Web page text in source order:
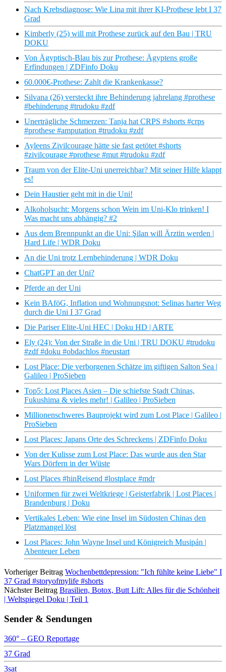
Nach Krebsdiagnose: Wie Lina mit ihrer KI-Prothese lebt I 37
Grad
Kimberly (25) will mit Prothese zurück auf den Bau | TRU
DOKU
Von Ägyptisch-Blau bis zur Prothese: Ägyptens große
Erfindungen | ZDFinfo Doku
60.000€-Prothese: Zahlt die Krankenkasse?
Silvana (26) versteckt ihre Behinderung jahrelang #prothese
#behinderung #trudoku #zdf
Unerträgliche Schmerzen: Tanja hat CRPS #shorts #crps
#prothese #amputation #trudoku #zdf
Ayleens Zivilcourage hätte sie fast getötet #shorts
#zivilcourage #prothese #mut #trudoku #zdf
Traum von der Elite-Uni unerreichbar? Mit seiner Hilfe klappt
es!
Dein Haustier geht mit in die Uni!
Alkoholsucht: Morgens schon Wein im Uni-Klo trinken! I
Was macht uns abhängig? #2
Aus dem Brennpunkt an die Uni: Şilan will Ärztin werden |
Hard Life | WDR Doku
An die Uni trotz Lernbehinderung | WDR Doku
ChatGPT an der Uni?
Pferde an der Uni
Kein BAföG, Inflation und Wohnungsnot: Selinas harter Weg
durch die Uni I 37 Grad
Die Pariser Elite-Uni HEC | Doku HD | ARTE
Ely (24): Von der Straße in die Uni | TRU DOKU #trudoku
#zdf #doku #obdachlos #neustart
Lost Place: Die verborgenen Schätze im giftigen Salton Sea |
Galileo | ProSieben
Top5: Lost Places Asien – Die schiefste Stadt Chinas,
Fukushima & vieles mehr! | Galileo | ProSieben
Millionenschweres Bauprojekt wird zum Lost Place | Galileo |
ProSieben
Lost Places: Japans Orte des Schreckens | ZDFinfo Doku
Von der Kulisse zum Lost Place: Das wurde aus den Star
Wars Dörfern in der Wüste
Lost Places #hinReisend #lostplace #mdr
Uniformen für zwei Weltkriege | Geisterfabrik | Lost Places |
Brandenburg | Doku
Vertikales Leben: Wie eine Insel im Südosten Chinas den
Platzmangel löst
Lost Places: John Wayne Insel und Königreich Musipán |
Abenteuer Leben
Vorheriger Beitrag Wochenbettdepression: "Ich fühlte keine Liebe" I
37 Grad #storyofmylife #shorts
Nächster Beitrag Brasilien, Botox, Butt Lift: Alles für die Schönheit
| Weltspiegel Doku | Teil 1
Sender & Sendungen
360° – GEO Reportage
37 Grad
3sat